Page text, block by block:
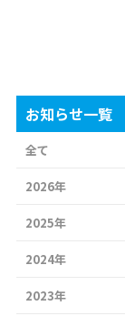
お知らせ一覧
全て
2026年
2025年
2024年
2023年